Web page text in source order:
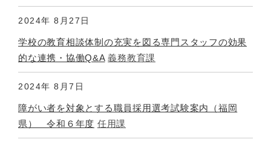
2024年 8月27日
学校の教育相談体制の充実を図る専門スタッフの効果
的な連携・協働Q&A 義務教育課
2024年 8月7日
障がい者を対象とする職員採用選考試験案内（福岡
県） 令和６年度 任用課